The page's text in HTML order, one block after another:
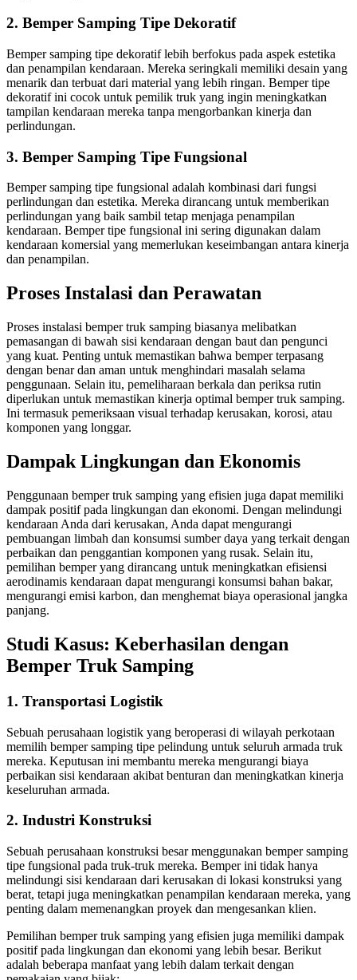
2. Bemper Samping Tipe Dekoratif
Bemper samping tipe dekoratif lebih berfokus pada aspek estetika
dan penampilan kendaraan. Mereka seringkali memiliki desain yang
menarik dan terbuat dari material yang lebih ringan. Bemper tipe
dekoratif ini cocok untuk pemilik truk yang ingin meningkatkan
tampilan kendaraan mereka tanpa mengorbankan kinerja dan
perlindungan.
3. Bemper Samping Tipe Fungsional
Bemper samping tipe fungsional adalah kombinasi dari fungsi
perlindungan dan estetika. Mereka dirancang untuk memberikan
perlindungan yang baik sambil tetap menjaga penampilan
kendaraan. Bemper tipe fungsional ini sering digunakan dalam
kendaraan komersial yang memerlukan keseimbangan antara kinerja
dan penampilan.
Proses Instalasi dan Perawatan
Proses instalasi bemper truk samping biasanya melibatkan
pemasangan di bawah sisi kendaraan dengan baut dan pengunci
yang kuat. Penting untuk memastikan bahwa bemper terpasang
dengan benar dan aman untuk menghindari masalah selama
penggunaan. Selain itu, pemeliharaan berkala dan periksa rutin
diperlukan untuk memastikan kinerja optimal bemper truk samping.
Ini termasuk pemeriksaan visual terhadap kerusakan, korosi, atau
komponen yang longgar.
Dampak Lingkungan dan Ekonomis
Penggunaan bemper truk samping yang efisien juga dapat memiliki
dampak positif pada lingkungan dan ekonomi. Dengan melindungi
kendaraan Anda dari kerusakan, Anda dapat mengurangi
pembuangan limbah dan konsumsi sumber daya yang terkait dengan
perbaikan dan penggantian komponen yang rusak. Selain itu,
pemilihan bemper yang dirancang untuk meningkatkan efisiensi
aerodinamis kendaraan dapat mengurangi konsumsi bahan bakar,
mengurangi emisi karbon, dan menghemat biaya operasional jangka
panjang.
Studi Kasus: Keberhasilan dengan
Bemper Truk Samping
1. Transportasi Logistik
Sebuah perusahaan logistik yang beroperasi di wilayah perkotaan
memilih bemper samping tipe pelindung untuk seluruh armada truk
mereka. Keputusan ini membantu mereka mengurangi biaya
perbaikan sisi kendaraan akibat benturan dan meningkatkan kinerja
keseluruhan armada.
2. Industri Konstruksi
Sebuah perusahaan konstruksi besar menggunakan bemper samping
tipe fungsional pada truk-truk mereka. Bemper ini tidak hanya
melindungi sisi kendaraan dari kerusakan di lokasi konstruksi yang
berat, tetapi juga meningkatkan penampilan kendaraan mereka, yang
penting dalam memenangkan proyek dan mengesankan klien.
Pemilihan bemper truk samping yang efisien juga memiliki dampak
positif pada lingkungan dan ekonomi yang lebih besar. Berikut
adalah beberapa manfaat yang lebih dalam terkait dengan